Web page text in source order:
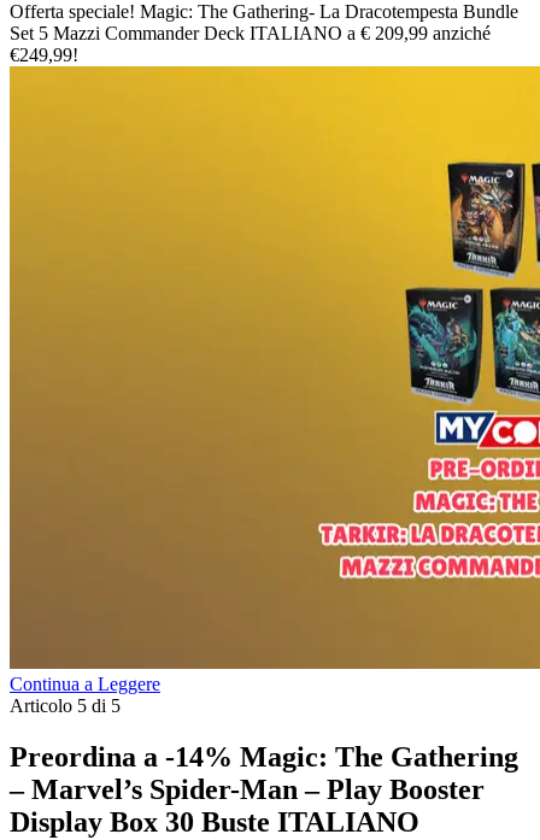
Offerta speciale! Magic: The Gathering- La Dracotempesta Bundle
Set 5 Mazzi Commander Deck ITALIANO a € 209,99 anziché
€249,99!
Continua a Leggere
Articolo 5 di 5
Preordina a -14% Magic: The Gathering
– Marvel’s Spider-Man – Play Booster
Display Box 30 Buste ITALIANO